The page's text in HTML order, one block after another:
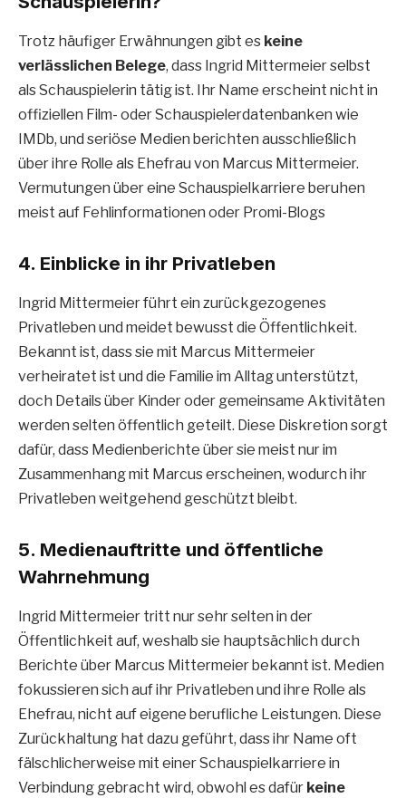
Trotz häufiger Erwähnungen gibt es keine
verlässlichen Belege, dass Ingrid Mittermeier selbst
als Schauspielerin tätig ist. Ihr Name erscheint nicht in
offiziellen Film- oder Schauspielerdatenbanken wie
IMDb, und seriöse Medien berichten ausschließlich
über ihre Rolle als Ehefrau von Marcus Mittermeier.
Vermutungen über eine Schauspielkarriere beruhen
meist auf Fehlinformationen oder Promi-Blogs
4. Einblicke in ihr Privatleben
Ingrid Mittermeier führt ein zurückgezogenes
Privatleben und meidet bewusst die Öffentlichkeit.
Bekannt ist, dass sie mit Marcus Mittermeier
verheiratet ist und die Familie im Alltag unterstützt,
doch Details über Kinder oder gemeinsame Aktivitäten
werden selten öffentlich geteilt. Diese Diskretion sorgt
dafür, dass Medienberichte über sie meist nur im
Zusammenhang mit Marcus erscheinen, wodurch ihr
Privatleben weitgehend geschützt bleibt.
5. Medienauftritte und öffentliche
Wahrnehmung
Ingrid Mittermeier tritt nur sehr selten in der
Öffentlichkeit auf, weshalb sie hauptsächlich durch
Berichte über Marcus Mittermeier bekannt ist. Medien
fokussieren sich auf ihr Privatleben und ihre Rolle als
Ehefrau, nicht auf eigene berufliche Leistungen. Diese
Zurückhaltung hat dazu geführt, dass ihr Name oft
fälschlicherweise mit einer Schauspielkarriere in
Verbindung gebracht wird, obwohl es dafür keine